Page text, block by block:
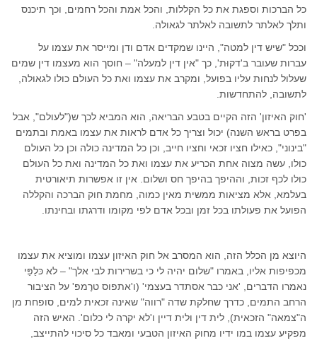
כל הברכות וספגת את כל הקללות, והכל אמת והכל רחמים, וכך תיכנס
ותלך לאלתר לתשובה לאלתר לגאולה.
וככל "שיש דין למטה", היינו שמקדים אדם ודן ומייסר את עצמו על
עברות שעובר ב'דקוּת', כך "אין דין למעלה" – חוסך הוא מעצמו דין שמים
שעלול לנחות עליו בפועל, ומקרב את עצמו ואת כל העולם כולו לגאולה,
לתשובה, להתחדשות.
'חוק האיזון' הזה הקיים בטבע הבריאה, הוא המביא לכך ש("לעולם", אבל
בפרט בראש השנה) יכול וצריך כל אדם לראות את עצמו באמת ובתמים
"בינוני", כאילו חציו זכאי וחציו חייב, וכן כל המדינה כולה וכן כל העולם
כולו, עשה מצוה אחת הכריע את עצמו ואת כל המדינה ואת כל העולם
כולו לכף זכות, וההיפך בהיפך חס ושלום. אין זו אפשרות תיאורטית
בעלמא, אלא מציאות ממשית מאין כמוה, מחמת חוק הברכה והקללה
הפועל את פעולתו בכל זמן ובכל אדם לפי מקומו ודרגתו ובחינתו.
היוצא מן הכלל הזה, הוא המסרב אל חוק האיזון עצמו ומוציא את עצמו
מכפיפות אליו, באמרו "שלום יהיה לי כי בשרירות לבי אלך" – לא כּלַפַּי
נאמרו הדברים, 'אני כבר אסתדר בעצמי' (ו'אתפוס טרֶמפּ' על הציבור
הרחב התמים, כדרך שחלקת שדה "רווה" שאינה זכאית למים, סופחת מן
ה"צמאה" הזכאית), לית דין ולית דיין ו'לא יקרה לי כלום'. האיש הזה
מפקיע עצמו במו ידיו מחוק האיזון הטבעי ומאבד כל סיכוי להתייצב,